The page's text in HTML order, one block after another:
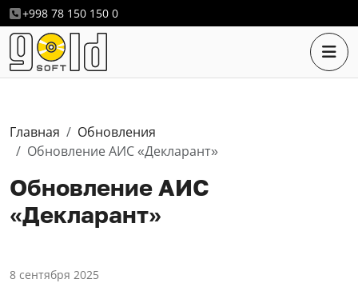
+998 78 150 150 0
Главная
Обновления
Обновление АИС «Декларант»
Обновление АИС
«Декларант»
8 сентября 2025